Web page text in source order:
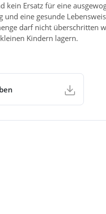
kein Ersatz für eine
eine gesunde
darf nicht überschritten
Kindern lagern.